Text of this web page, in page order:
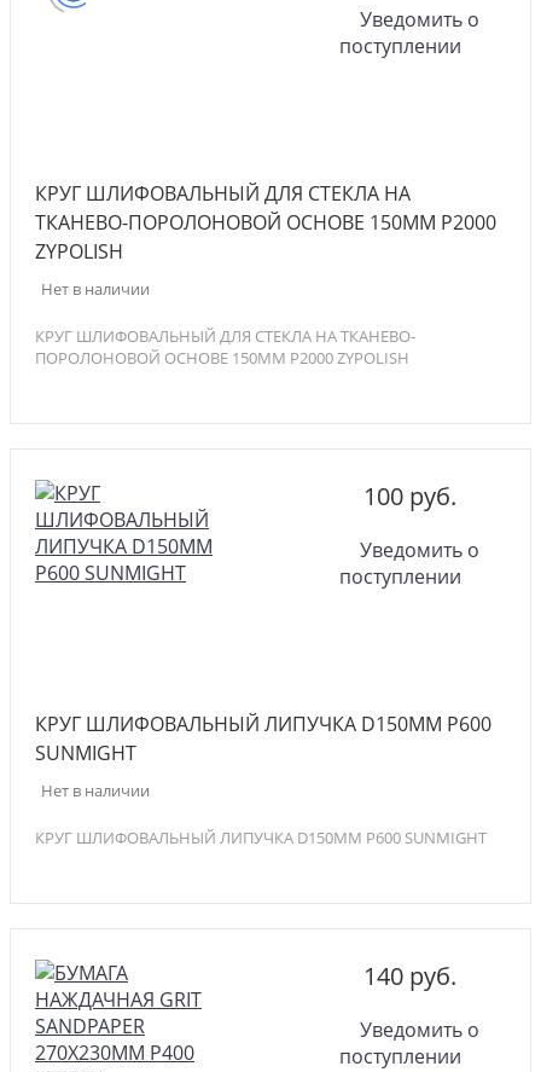
Уведомить о
поступлении
КРУГ ШЛИФОВАЛЬНЫЙ ДЛЯ СТЕКЛА НА
ТКАНЕВО-ПОРОЛОНОВОЙ ОСНОВЕ 150ММ P2000
ZYPOLISH
Нет в наличии
КРУГ ШЛИФОВАЛЬНЫЙ ДЛЯ СТЕКЛА НА ТКАНЕВО-
ПОРОЛОНОВОЙ ОСНОВЕ 150ММ P2000 ZYPOLISH
100 руб.
Уведомить о
поступлении
КРУГ ШЛИФОВАЛЬНЫЙ ЛИПУЧКА D150MM P600
SUNMIGHT
Нет в наличии
КРУГ ШЛИФОВАЛЬНЫЙ ЛИПУЧКА D150MM P600 SUNMIGHT
140 руб.
Уведомить о
поступлении